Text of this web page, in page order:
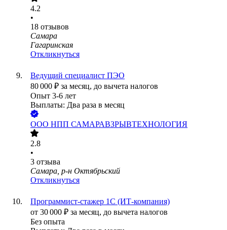
4.2
•
18 отзывов
Самара
Гагаринская
Откликнуться
Ведущий специалист ПЭО
80 000 ₽ за месяц, до вычета налогов
Опыт 3-6 лет
Выплаты: Два раза в месяц
ООО НПП САМАРАВЗРЫВТЕХНОЛОГИЯ
2.8
•
3 отзыва
Самара, р-н Октябрьский
Откликнуться
Программист-стажер 1С (ИТ-компания)
от 30 000 ₽ за месяц, до вычета налогов
Без опыта